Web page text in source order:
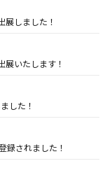
展しました！
展いたします！
した！
録されました！